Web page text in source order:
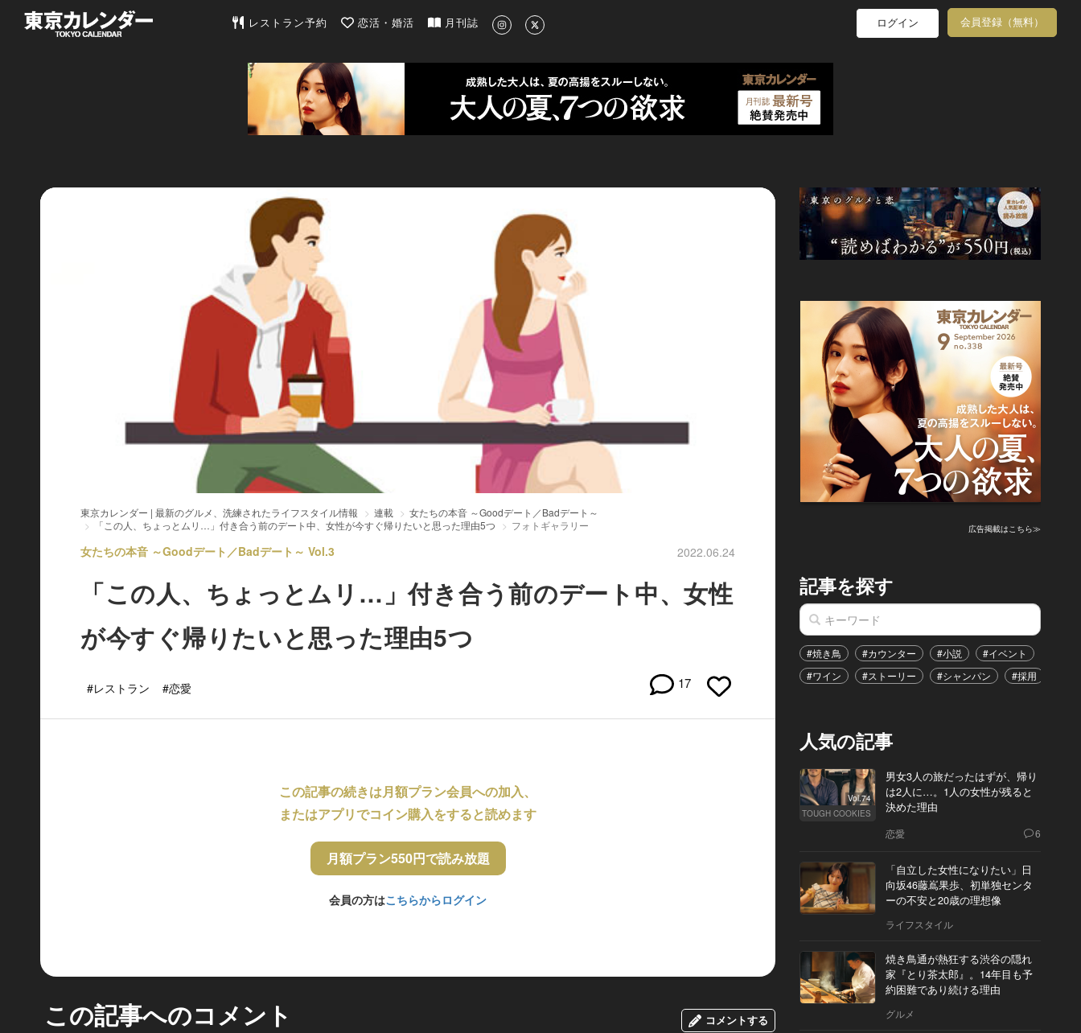
東京カレンダー | 最新のグルメ、洗練されたライフスタイル情報
レストラン予約 恋活・婚活 月刊誌 ログイン 会員登録（無料）
東京カレンダー | 最新のグルメ、洗練されたライフスタイル情報 連載
女たちの本音 ～Goodデート／Badデート～
「この人、ちょっとムリ…」付き合う前のデート中、女性が今すぐ帰りたいと思った理由5つ
フォトギャラリー
女たちの本音 ～Goodデート／Badデート～ Vol.3 2022.06.24
「この人、ちょっとムリ…」付き合う前のデート中、女性
が今すぐ帰りたいと思った理由5つ
#レストラン #恋愛 17
この記事の続きは月額プラン会員への加入、
またはアプリでコイン購入をすると読めます
月額プラン550円で読み放題
会員の方はこちらからログイン
この記事へのコメント コメントする
広告掲載はこちら≫
記事を探す
#焼き鳥 #カウンター #小説 #イベント
#ワイン
#ストーリー #シャンパン #採用
人気の記事
Vol.74
TOUGH COOKIES
男女3人の旅だったはずが、帰り
は2人に…。1人の女性が残ると
決めた理由
恋愛 6
「自立した女性になりたい」日
向坂46藤嶌果歩、初単独センタ
ーの不安と20歳の理想像
ライフスタイル
焼き鳥通が熱狂する渋谷の隠れ
家『とり茶太郎』。14年目も予
約困難であり続ける理由
グルメ